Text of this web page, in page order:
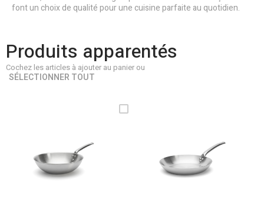
font un choix de qualité pour une cuisine parfaite au quotidien.
Produits apparentés
Cochez les articles à ajouter au panier ou
SÉLECTIONNER TOUT